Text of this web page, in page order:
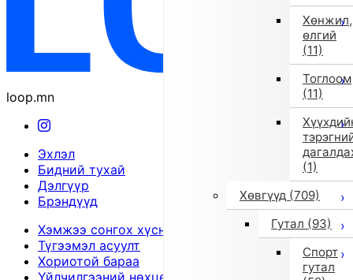
Хөнжил,
өлгий
(11)
Тоглоом
(11)
(1)
Хөвгүүд (709)
Гутал (93)
Спорт
гутал
loop.mn
Эхлэл
Бидний тухай
Дэлгүүр
Брэндүүд
Хэмжээ сонгох хүснэгт
Түгээмэл асуулт
Хориотой бараа
Үйлчилгээний нөхцөл